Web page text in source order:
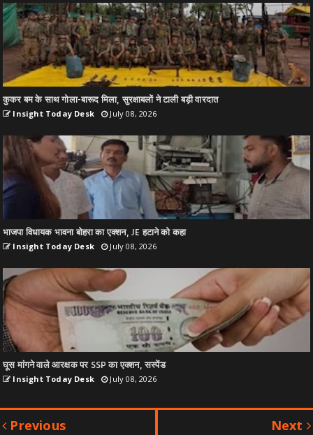
कुकर बम के साथ गोला-बारूद मिला, सुरक्षाबलों ने टाली बड़ी वारदात
Insight Today Desk July 08, 2026
भाजपा विधायक भावना बोहरा का एक्शन, JE हटाने को कहा
Insight Today Desk July 08, 2026
घूस मांगने वाले आरक्षक पर SSP का एक्शन, सस्पेंड
Insight Today Desk July 08, 2026
Previous Next